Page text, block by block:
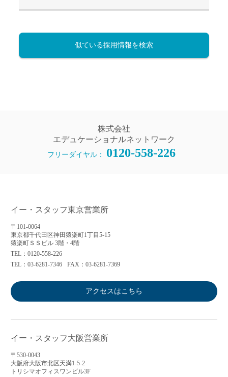
似ている採用情報を検索
株式会社
エデュケーショナルネットワーク
フリーダイヤル： 0120-558-226
イー・スタッフ東京営業所
〒101-0064
東京都千代田区神田猿楽町1丁目5-15
猿楽町ＳＳビル 3階・4階
TEL：0120-558-226
TEL：03-6281-7346
FAX：03-6281-7369
アクセスはこちら
イー・スタッフ大阪営業所
〒530-0043
大阪府大阪市北区天満1-5-2
トリシマオフィスワンビル3F